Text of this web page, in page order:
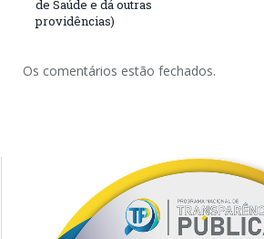
de Saúde e dá outras
providências)
Os comentários estão fechados.